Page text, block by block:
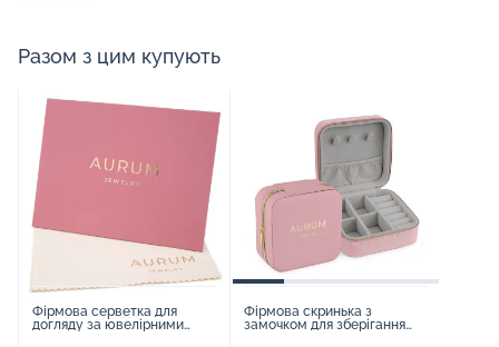
Разом з цим купують
Фірмова серветка для
догляду за ювелірними
Фірмова скринька з
замочком для зберігання